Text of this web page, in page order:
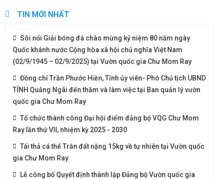
TIN MỚI NHẤT
Sôi nổi Giải bóng đá chào mừng kỷ niệm 80 năm ngày
Quốc khánh nước Cộng hòa xã hội chủ nghĩa Việt Nam
(02/9/1945 – 02/9/2025) tại Vườn quốc gia Chư Mom Ray
Đồng chí Trần Phước Hiền, Tỉnh ủy viên- Phó Chủ tịch UBND
TỈNH Quảng Ngãi đến thăm và làm việc tại Ban quản lý vườn
quốc gia Chư Mom Ray
Tổ chức thành công Đại hội điểm đảng bộ VQG Chư Mom
Ray lần thứ VII, nhiệm kỳ 2025 - 2030
Tái thả cá thể Trăn đất nặng 15kg về tự nhiên tại Vườn quốc
gia Chư Mom Ray
Lễ công bố Quyết định thành lập Đảng bộ Vườn quốc gia